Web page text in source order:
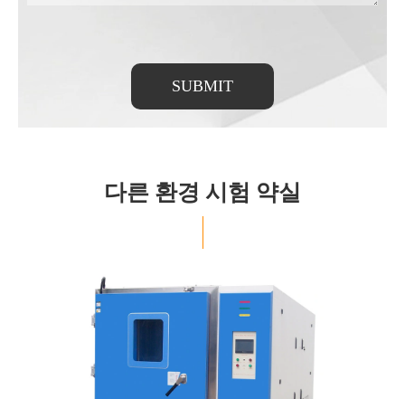
SUBMIT
다른 환경 시험 약실